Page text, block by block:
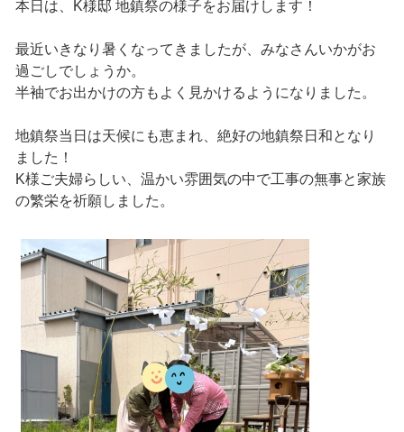
本日は、K様邸 地鎮祭の様子をお届けします！
最近いきなり暑くなってきましたが、みなさんいかがお
過ごしでしょうか。
半袖でお出かけの方もよく見かけるようになりました。
地鎮祭当日は天候にも恵まれ、絶好の地鎮祭日和となり
ました！
K様ご夫婦らしい、温かい雰囲気の中で工事の無事と家族
の繁栄を祈願しました。